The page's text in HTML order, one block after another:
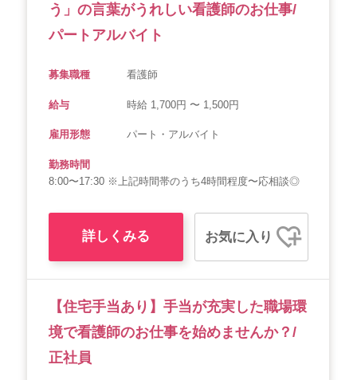
う」の言葉がうれしい看護師のお仕事/
パートアルバイト
募集職種 看護師
給与 時給 1,700円 〜 1,500円
雇用形態 パート・アルバイト
勤務時間
8:00〜17:30 ※上記時間帯のうち4時間程度〜応相談◎
詳しくみる お気に入り
【住宅手当あり】手当が充実した職場環
境で看護師のお仕事を始めませんか？/
正社員